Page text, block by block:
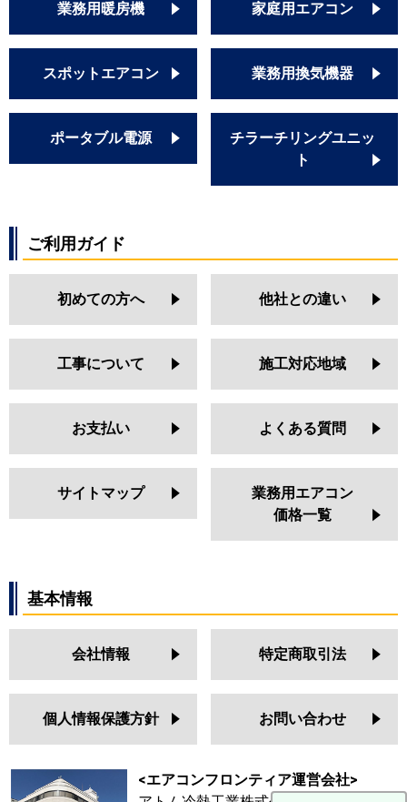
業務用暖房機 家庭用エアコン
スポットエアコン 業務用換気機器
ポータブル電源
チラーチリングユニッ
ト
ご利用ガイド
初めての方へ 他社との違い
工事について 施工対応地域
お支払い よくある質問
サイトマップ
業務用エアコン
価格一覧
基本情報
会社情報 特定商取引法
個人情報保護方針 お問い合わせ
<エアコンフロンティア運営会社>